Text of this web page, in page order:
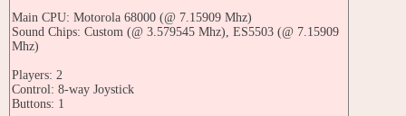
Main CPU: Motorola 68000 (@ 7.15909 Mhz)
Sound Chips: Custom (@ 3.579545 Mhz), ES5503 (@ 7.15909
Mhz)
Players: 2
Control: 8-way Joystick
Buttons: 1